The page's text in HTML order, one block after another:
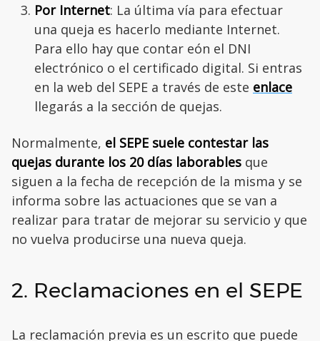
Por Internet: La última vía para efectuar
una queja es hacerlo mediante Internet.
Para ello hay que contar eón el DNI
electrónico o el certificado digital. Si entras
en la web del SEPE a través de este enlace
llegarás a la sección de quejas.
Normalmente, el SEPE suele contestar las
quejas durante los 20 días laborables que
siguen a la fecha de recepción de la misma y se
informa sobre las actuaciones que se van a
realizar para tratar de mejorar su servicio y que
no vuelva producirse una nueva queja.
2. Reclamaciones en el SEPE
La reclamación previa es un escrito que puede